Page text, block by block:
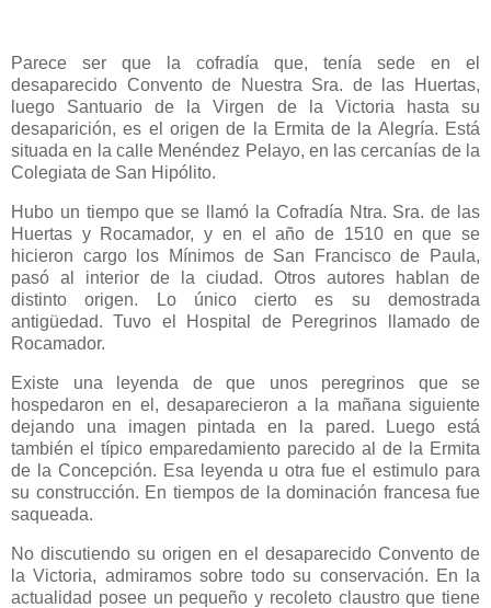
Parece ser que la cofradía que, tenía sede en el
desaparecido Convento de Nuestra Sra. de las Huertas,
luego Santuario de la Virgen de la Victoria hasta su
desaparición, es el origen de la Ermita de la Alegría. Está
situada en la calle Menéndez Pelayo, en las cercanías de la
Colegiata de San Hipólito.
Hubo un tiempo que se llamó la Cofradía Ntra. Sra. de las
Huertas y Rocamador, y en el año de 1510 en que se
hicieron cargo los Mínimos de San Francisco de Paula,
pasó al interior de la ciudad. Otros autores hablan de
distinto origen. Lo único cierto es su demostrada
antigüedad. Tuvo el Hospital de Peregrinos llamado de
Rocamador.
Existe una leyenda de que unos peregrinos que se
hospedaron en el, desaparecieron a la mañana siguiente
dejando una imagen pintada en la pared. Luego está
también el típico emparedamiento parecido al de la Ermita
de la Concepción. Esa leyenda u otra fue el estimulo para
su construcción. En tiempos de la dominación francesa fue
saqueada.
No discutiendo su origen en el desaparecido Convento de
la Victoria, admiramos sobre todo su conservación. En la
actualidad posee un pequeño y recoleto claustro que tiene